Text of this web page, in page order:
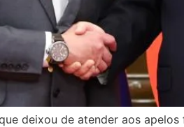
deixou de atender aos